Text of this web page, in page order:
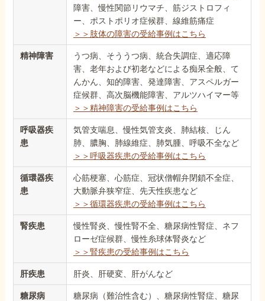
障害、慢性関節リウマチ、筋ジストロフィ
ー、ポストポリオ症候群、線維筋痛症
＞＞肢体の障害の受給事例はこちら
精神障害
うつ病、そううつ病、統合失調症、適応障
害、老年および初老などによる痴呆全般、て
んかん、知的障害、発達障害、アスペルガー
症候群、高次脳機能障害、アルツハイマー等
＞＞精神障害の受給事例はこちら
呼吸器疾
患
気管支喘息、慢性気管支炎、肺結核、じん
肺、膿胸、肺線維症、肺気腫、呼吸不全など
＞＞呼吸器疾患の受給事例はこちら
循環器疾
患
心筋梗塞、心筋症、冠状僧帽弁閉鎖不全症、
大動脈弁狭窄症、先天性疾患など
＞＞循環器疾患の受給事例はこちら
腎疾患
慢性腎炎、慢性腎不全、糖尿病性腎症、ネフ
ローゼ症候群、慢性糸球体腎炎など
＞＞腎疾患の受給事例はこちら
肝疾患 肝炎、肝硬変、肝がんなど
糖尿病
糖尿病（難治性含む）、糖尿病性腎症、糖尿